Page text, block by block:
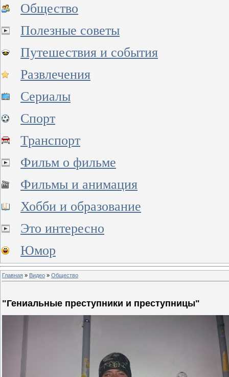
Общество
Полезные советы
Путешествия и события
Развлечения
Сериалы
Спорт
Транспорт
Фильм о фильме
Фильмы и анимация
Хобби и образование
Это интересно
Юмор
Главная » Видео » Общество
"Гениальные преступники и преступницы"